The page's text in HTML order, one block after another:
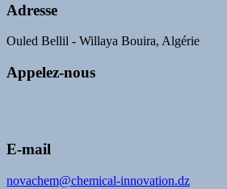
Adresse
Ouled Bellil - Willaya Bouira, Algérie
Appelez-nous
E-mail
novachem@chemical-innovation.dz